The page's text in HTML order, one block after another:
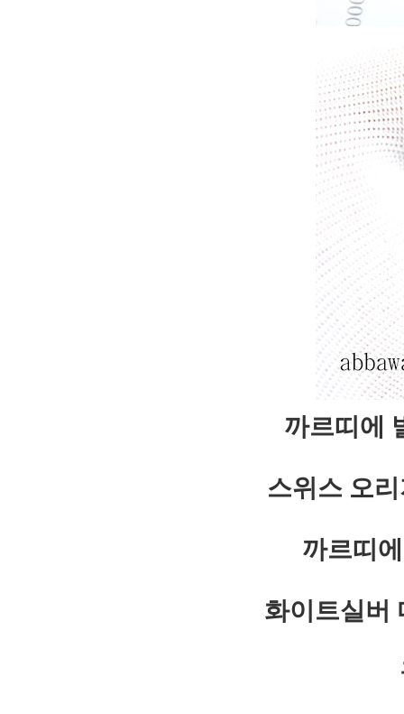
까르띠에
스위스 오
까르띠
화이트실버